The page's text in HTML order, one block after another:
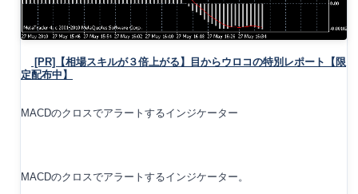
[PR]【相場スキルが３倍上がる】目からウロコの特別レポート【限
定配布中】
MACDのクロスでアラートするインジケーター
MACDのクロスでアラートするインジケーター。